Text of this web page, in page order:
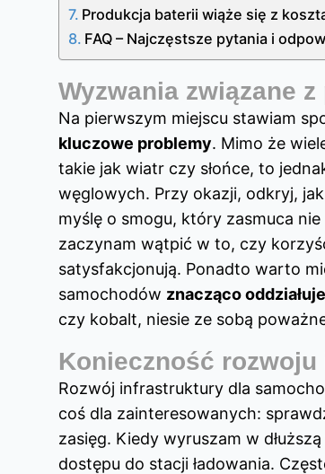
Produkcja baterii wiąże się z
FAQ – Najczęstsze pytania i
Wyzwania związane
Na pierwszym miejscu stawiam
kluczowe problemy. Mimo że
takie jak wiatr czy słońce, to
węglowych. Przy okazji, odkryj,
myślę o smogu, który zasmuca
zaczynam wątpić w to, czy
satysfakcjonują. Ponadto warto
samochodów znacząco
czy kobalt, niesie ze sobą
Konieczność
Rozwój infrastruktury dla
coś dla zainteresowanych:
zasięg. Kiedy wyruszam w
dostępu do stacji ładowania.